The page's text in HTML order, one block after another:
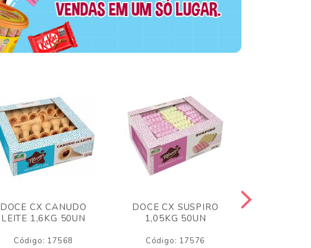
DOCE CX CANUDO
LEITE 1,6KG 50UN
Código: 17568
DOCE CX SUSPIRO
1,05KG 50UN
Código: 17576